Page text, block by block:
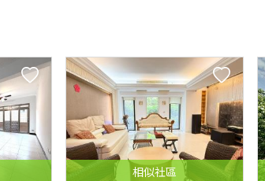
相似社區